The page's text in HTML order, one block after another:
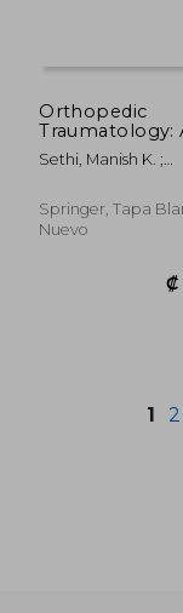
Orthopedic
Traumatology:
Evidence-Based
Approach (en
Sethi, Manish K. ;
Jahangir, A. Alex
Springer, Tapa
Nuevo
1 2